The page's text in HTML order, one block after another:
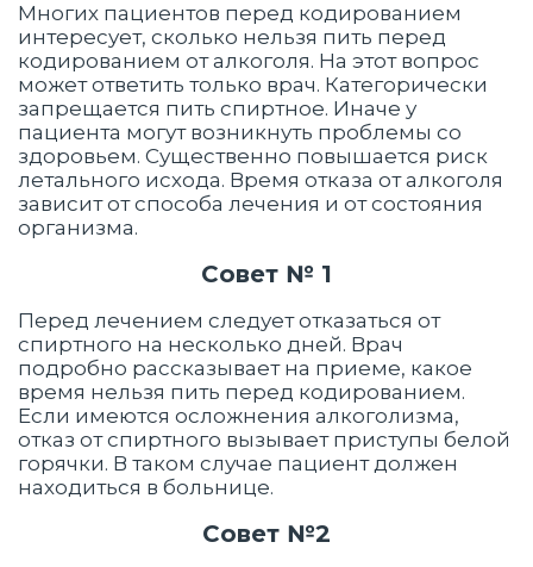
Многих пациентов перед кодированием
интересует, сколько нельзя пить перед
кодированием от алкоголя. На этот вопрос
может ответить только врач. Категорически
запрещается пить спиртное. Иначе у
пациента могут возникнуть проблемы со
здоровьем. Существенно повышается риск
летального исхода. Время отказа от алкоголя
зависит от способа лечения и от состояния
организма.
Совет № 1
Перед лечением следует отказаться от
спиртного на несколько дней. Врач
подробно рассказывает на приеме, какое
время нельзя пить перед кодированием.
Если имеются осложнения алкоголизма,
отказ от спиртного вызывает приступы белой
горячки. В таком случае пациент должен
находиться в больнице.
Совет №2